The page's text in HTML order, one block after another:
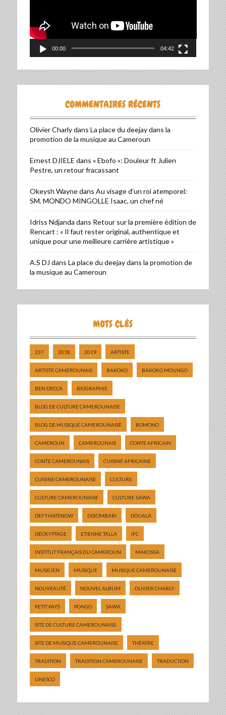
00:00 04:42
COMMENTAIRES RÉCENTS
Olivier Charlydans La place du deejay dans la
promotion de la musique au Cameroun
Ernest DJIELE dans « Ebofo »: Douleur ft Julien
Pestre, un retour fracassant
Okeysh Waynedans Au visage d’un roi atemporel:
SM. MONDO MINGOLLE Isaac, un chef né
Idriss Ndjanda dans Retour sur la première édition de
Rencart : « Il faut rester original, authentique et
unique pour une meilleure carrière artistique »
A.S DJ dans La place du deejay dans la promotion de
la musique au Cameroun
MOTS CLÉS
237 2018 2019 ARTISTE
ARTISTE CAMEROUNAIS BAKOKO BAKOKO MOUNGO
BEN DECCA BIOGRAPHIE
BLOG DE CULTURE CAMEROUNAISE
BLOG DE MUSIQUE CAMEROUNAISE BOMONO
CAMEROUN CAMEROUNAIS CONTE AFRICAIN
CONTE CAMEROUNAIS CUISINE AFRICAINE
CUISINE CAMEROUNAISE CULTURE
CULTURE CAMEROUNAISE CULTURE SAWA
DEFYHATENOW DIBOMBARI DOUALA
DÉCRYPTAGE ETIENNE TALLA IFC
INSTITUT FRANÇAIS DU CAMEROUN MAKOSSA
MUSICIEN MUSIQUE MUSIQUE CAMEROUNAISE
NOUVEAUTÉ NOUVEL ALBUM OLIVIER CHARLY
PETIT PAYS PONGO SAWA
SITE DE CULTURE CAMEROUNAISE
SITE DE MUSIQUE CAMEROUNAISE THÉATRE
TRADITION TRADITION CAMEROUNAISE TRADUCTION
UNESCO